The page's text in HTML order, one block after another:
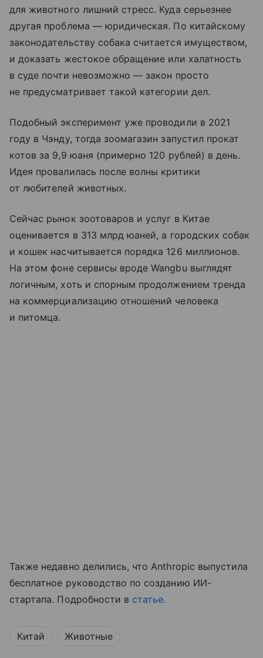
для животного лишний стресс. Куда серьезнее
другая проблема — юридическая. По китайскому
законодательству собака считается имуществом,
и доказать жестокое обращение или халатность
в суде почти невозможно — закон просто
не предусматривает такой категории дел.
Подобный эксперимент уже проводили в 2021
году в Чэнду, тогда зоомагазин запустил прокат
котов за 9,9 юаня (примерно 120 рублей) в день.
Идея провалилась после волны критики
от любителей животных.
Сейчас рынок зоотоваров и услуг в Китае
оценивается в 313 млрд юаней, а городских собак
и кошек насчитывается порядка 126 миллионов.
На этом фоне сервисы вроде Wangbu выглядят
логичным, хоть и спорным продолжением тренда
на коммерциализацию отношений человека
и питомца.
Также недавно делились, что Anthropic выпустила
бесплатное руководство по созданию ИИ-
стартапа. Подробности в статье.
Китай Животные